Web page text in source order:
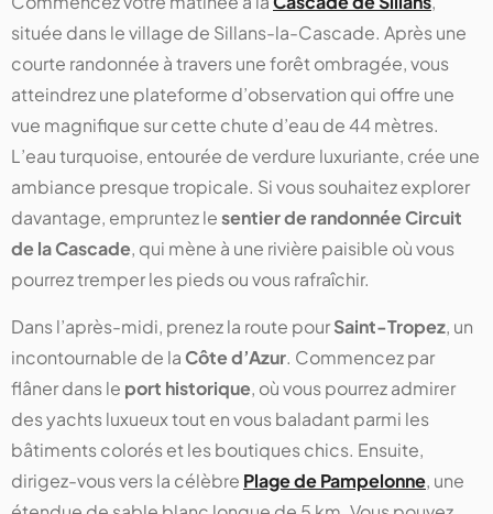
située dans le village de Sillans-la-Cascade. Après une
courte randonnée à travers une forêt ombragée, vous
atteindrez une plateforme d’observation qui offre une
vue magnifique sur cette chute d’eau de 44 mètres.
L’eau turquoise, entourée de verdure luxuriante, crée une
ambiance presque tropicale. Si vous souhaitez explorer
davantage, empruntez lesentier de randonnée Circuit
de la Cascade, qui mène à une rivière paisible où vous
pourrez tremper les pieds ou vous rafraîchir.
Dans l’après-midi, prenez la route pourSaint-Tropez, un
incontournable de la Côte d’Azur. Commencez par
flâner dans le port historique, où vous pourrez admirer
des yachts luxueux tout en vous baladant parmi les
bâtiments colorés et les boutiques chics. Ensuite,
dirigez-vous vers la célèbre Plage de Pampelonne, une